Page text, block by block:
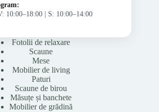
10:00–18:00 | S: 10:00–14:00
Fotolii de relaxare
Scaune
Mese
Mobilier de living
Paturi
Scaune de birou
Măsuțe și banchete
Mobilier de grădină